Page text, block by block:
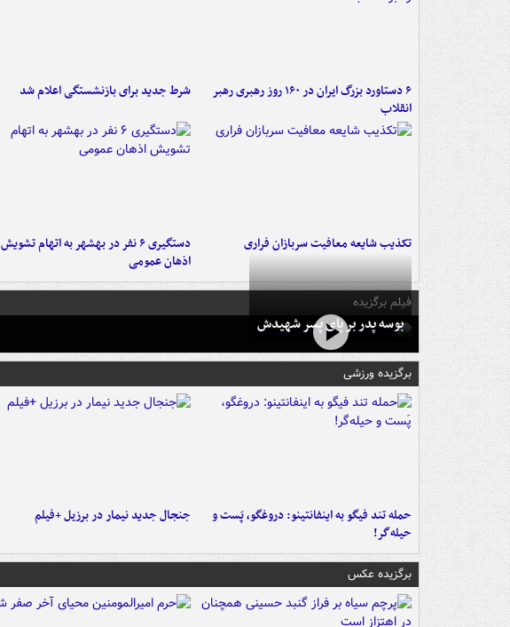
۶ دستاورد بزرگ ایران در ۱۶۰ روز رهبری رهبر
انقلاب
شرط جدید برای بازنشستگی اعلام شد
تکذیب شایعه معافیت سربازان فراری
دستگیری ۶ نفر در بهشهر به اتهام تشویش
اذهان عمومی
فیلم برگزیده
بوسه‌ پدر بر پای پسر شهیدش
برگزیده ورزشی
حمله تند فیگو به اینفانتینو: دروغگو، پَست‌ و
حیله‌گر!
جنجال جدید نیمار در برزیل +فیلم
برگزیده عکس